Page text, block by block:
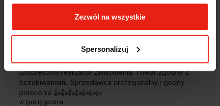
Zezwól na wszystkie
Spersonalizuj
sprawnie, bez problemów. Bardzo pomocna obsługa
5
Ekspresowa realizacja zamówienia. Towar zgodny z
oczekiwaniami. Sprzedawca profesjonalny i godny
polecenia 👍️👍️👍️👍️👍️👍️👍️
w tym tygodniu